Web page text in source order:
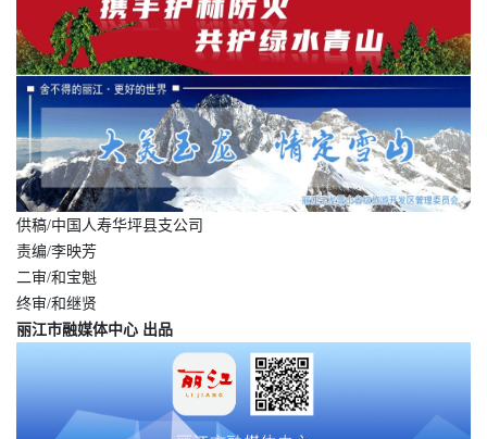
供稿/中国人寿华坪县支公司
责编/李映芳
二审/和宝魁
终审/和继贤
丽江市融媒体中心 出品